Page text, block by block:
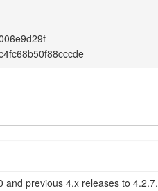
previous 4.x releases to 4.2.7.